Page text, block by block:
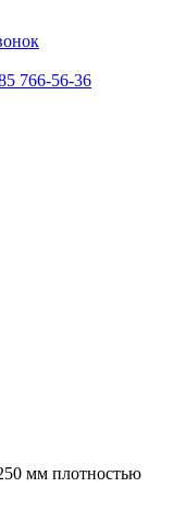
766-56-36
мм плотностью